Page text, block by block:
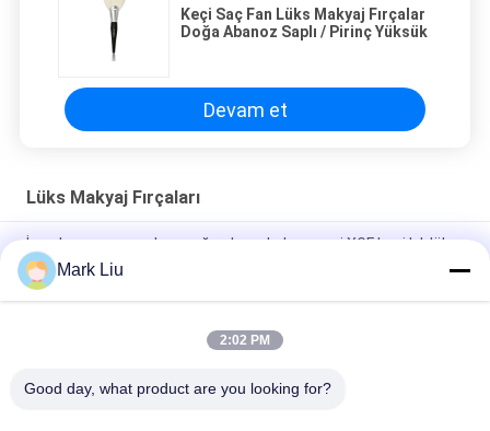
Keçi Saç Fan Lüks Makyaj Fırçalar
Doğa Abanoz Saplı / Pirinç Yüksük
Devam et
Lüks Makyaj Fırçaları
İnanılmaz yumuşak ve yoğun koyu kahverengi XGF keçi kılı lüks
eğimli pudra makyaj fırçası
Ultra Deluxe Doğa Samur Saçlı Lüks Sanatçı Fondöten Fırçası
Konik Ucu ile XGF Keçi Saç Pudrası Profesyonel Yüz Makyaj
Mark Liu
2:02 PM
Good day, what product are you looking for?